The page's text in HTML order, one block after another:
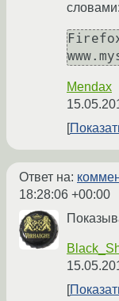
словами:
Mendax
Ответ на:
18:28:06 +00:00